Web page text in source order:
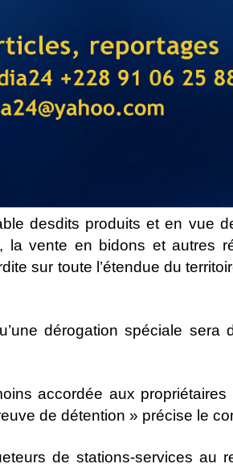
desdits produits et en vue
la vente en bidons et autres
sur toute l’étendue du
dérogation spéciale sera
accordée aux propriétaires
de détention » précise le
de stations-services au